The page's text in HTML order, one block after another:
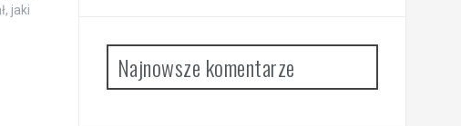
jaki
Najnowsze komentarze